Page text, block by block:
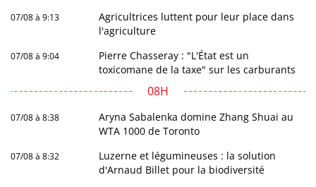
07/08 à 9:13
Agricultrices luttent pour leur place dans
l'agriculture
07/08 à 9:04
Pierre Chasseray : "L'État est un
toxicomane de la taxe" sur les carburants
08H
07/08 à 8:38
Aryna Sabalenka domine Zhang Shuai au
WTA 1000 de Toronto
07/08 à 8:32
Luzerne et légumineuses : la solution
d'Arnaud Billet pour la biodiversité